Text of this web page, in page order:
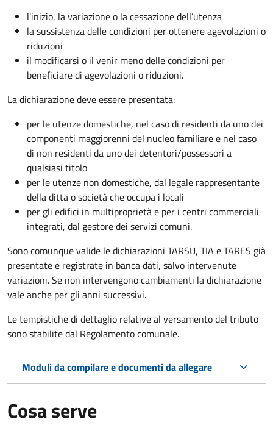
l'inizio, la variazione o la cessazione dell’utenza
la sussistenza delle condizioni per ottenere agevolazioni o
riduzioni
il modificarsi o il venir meno delle condizioni per
beneficiare di agevolazioni o riduzioni.
La dichiarazione deve essere presentata:
per le utenze domestiche, nel caso di residenti da uno dei
componenti maggiorenni del nucleo familiare e nel caso
di non residenti da uno dei detentori/possessori a
qualsiasi titolo
per le utenze non domestiche, dal legale rappresentante
della ditta o società che occupa i locali
per gli edifici in multiproprietà e per i centri commerciali
integrati, dal gestore dei servizi comuni.
Sono comunque valide le dichiarazioni TARSU, TIA e TARES già
presentate e registrate in banca dati, salvo intervenute
variazioni. Se non intervengono cambiamenti la dichiarazione
vale anche per gli anni successivi.
Le tempistiche di dettaglio relative al versamento del tributo
sono stabilite dal Regolamento comunale.
Moduli da compilare e documenti da allegare
Cosa serve